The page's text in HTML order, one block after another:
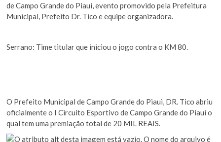
de Campo Grande do Piaui, evento promovido pela Prefeitura
Municipal, Prefeito Dr. Tico e equipe organizadora.
Serrano: Time titular que iniciou o jogo contra o KM 80.
O Prefeito Municipal de Campo Grande do Piaui, DR. Tico abriu
oficialmente o I Circuito Esportivo de Campo Grande do Piaui o
qual tem uma premiação total de 20 MIL REAIS.